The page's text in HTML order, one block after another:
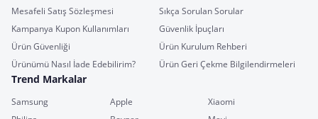
Mesafeli Satış Sözleşmesi
Sıkça Sorulan Sorular
Kampanya Kupon Kullanımları
Güvenlik İpuçları
Ürün Güvenliği
Ürün Kurulum Rehberi
Ürünümü Nasıl İade Edebilirim?
Ürün Geri Çekme Bilgilendirmeleri
Trend Markalar
Samsung Apple
Xiaomi